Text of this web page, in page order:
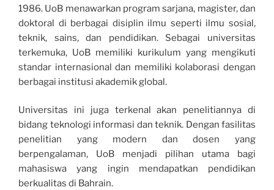
1986. UoB menawarkan program sarjana, magister, dan
doktoral di berbagai disiplin ilmu seperti ilmu sosial,
teknik, sains, dan pendidikan. Sebagai universitas
terkemuka, UoB memiliki kurikulum yang mengikuti
standar internasional dan memiliki kolaborasi dengan
berbagai institusi akademik global.
Universitas ini juga terkenal akan penelitiannya di
bidang teknologi informasi dan teknik. Dengan fasilitas
penelitian yang modern dan dosen yang
berpengalaman, UoB menjadi pilihan utama bagi
mahasiswa yang ingin mendapatkan pendidikan
berkualitas di Bahrain.